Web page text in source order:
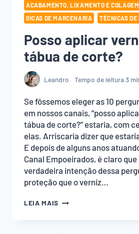
ACABAMENTO, LIXAMENTO E COLAGEM
DICAS DE MARCENARIA
TÉCNICAS
Posso aplicar
tábua de corte?
Leandro Tempo de leitura3
Se fôssemos eleger as 10
em nossos canais, “posso
tábua de corte?” estaria, com
elas. Arriscaria dizer que
E depois de alguns anos
Canal Empoeirados, é claro
verdadeira intenção dessa
proteção que o verniz…
LEIA MAIS POSSO